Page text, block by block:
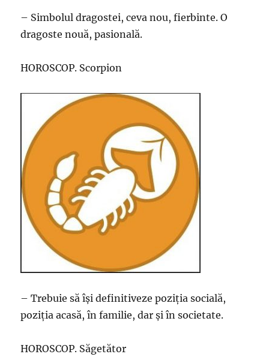
– Simbolul dragostei, ceva nou, fierbinte. O
dragoste nouă, pasională.
HOROSCOP. Scorpion
– Trebuie să își definitiveze poziția socială,
poziția acasă, în familie, dar și în societate.
HOROSCOP. Săgetător